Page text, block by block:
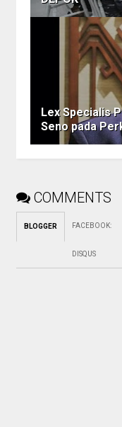
Lex Specialis
Seno pada
COMMENTS
BLOGGER FACEBOOK:
DISQUS